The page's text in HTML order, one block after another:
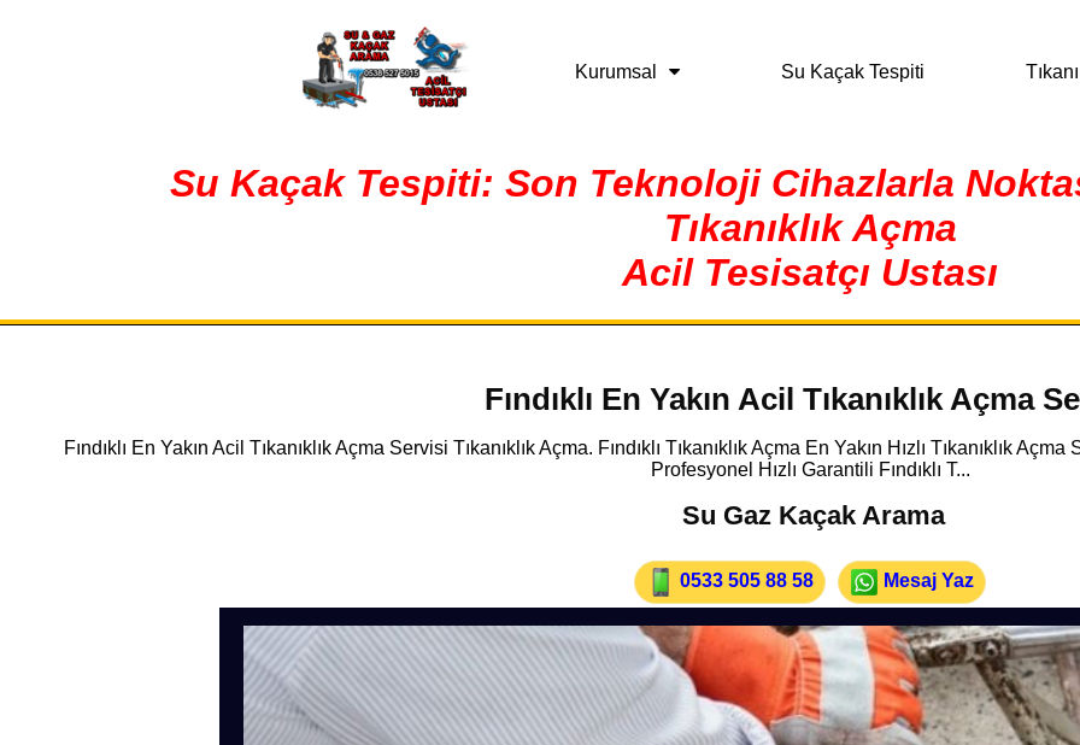
Kurumsal Su Kaçak Tespiti
Su Kaçak Tespiti: Son Teknoloji Cihazlarla
Tıkanıklık Açma
Acil Tesisatçı Ustası
Fındıklı En Yakın Acil Tıkanıklık Açma
Fındıklı En Yakın Acil Tıkanıklık Açma Servisi Tıkanıklık Açma. Fındıklı Tıkanıklık Açma En Yakın Hızlı Tıkanıklık
Profesyonel Hızlı Garantili Fındıklı T...
Su Gaz Kaçak Arama
0533 505 88 58 Mesaj Yaz